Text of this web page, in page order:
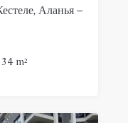
Аланья –
m²